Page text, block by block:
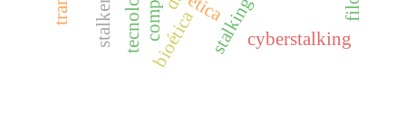
éticastalking
stalker cyberstalking
bioética